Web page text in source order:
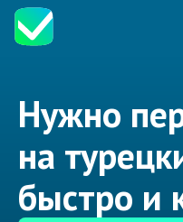
Нужно
на
быстро и